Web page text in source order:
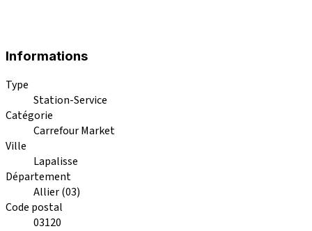
Informations
Type
Station-Service
Catégorie
Carrefour Market
Ville
Lapalisse
Département
Allier (03)
Code postal
03120